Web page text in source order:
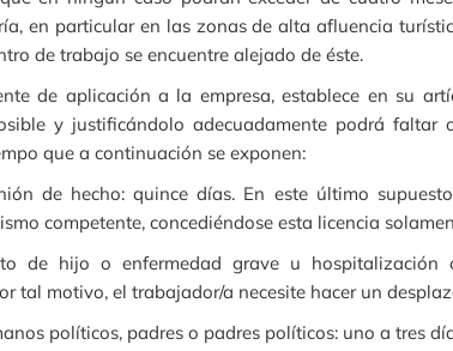
en particular en las zonas de alta afluencia
de trabajo se encuentre alejado de éste.
de aplicación a la empresa, establece en su
y justificándolo adecuadamente podrá faltar
que a continuación se exponen:
de hecho: quince días. En este último
competente, concediéndose esta licencia
de hijo o enfermedad grave u
tal motivo, el trabajador/a necesite hacer un
políticos, padres o padres políticos: uno a tres